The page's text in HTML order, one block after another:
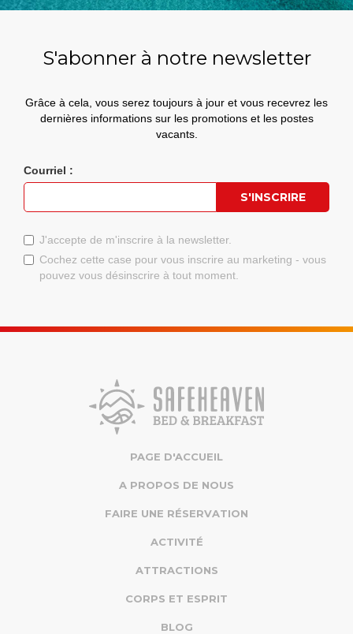
S'abonner à notre newsletter
Grâce à cela, vous serez toujours à jour et vous recevrez les
dernières informations sur les promotions et les postes
vacants.
Courriel :
J'accepte de m'inscrire à la newsletter.
Cochez cette case pour vous inscrire au marketing - vous
pouvez vous désinscrire à tout moment.
PAGE D'ACCUEIL
A PROPOS DE NOUS
FAIRE UNE RÉSERVATION
ACTIVITÉ
ATTRACTIONS
CORPS ET ESPRIT
BLOG